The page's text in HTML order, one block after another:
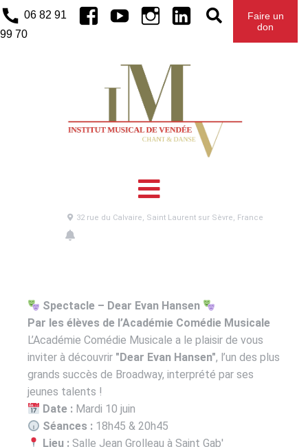
06 82 91
99 70
FacebookYoutubeInstagram
Faire un
don
Dear Evan Hansen
32 rue du Calvaire, Saint Laurent sur Sèvre, France
Spectacle – Dear Evan Hansen
Par les élèves de l’Académie Comédie Musicale
L’Académie Comédie Musicale a le plaisir de vous
inviter à découvrir "Dear Evan Hansen", l’un des plus
grands succès de Broadway, interprété par ses
jeunes talents !
Date : Mardi 10 juin
Séances : 18h45 & 20h45
Lieu : Salle Jean Grolleau à Saint Gab'